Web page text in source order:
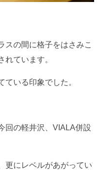
スの間に格子をはさみこ
れています。
ている印象でした。
回の軽井沢、VIALA併設
更にレベルがあがってい